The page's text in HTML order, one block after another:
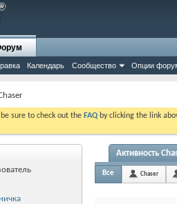
Календарь Сообщество Опции
sure to check out the FAQ by clicking the link
Активность
Все Chaser